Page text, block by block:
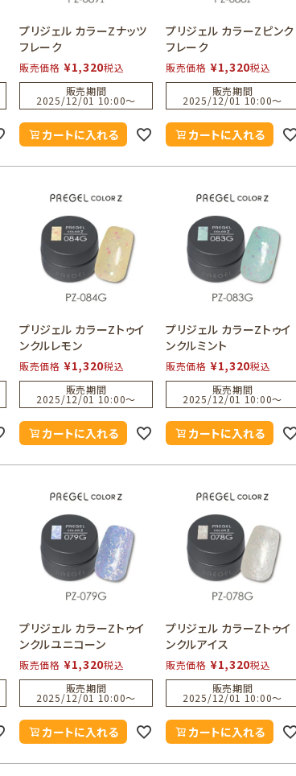
プリジェル カラーZナッツ
フレーク
販売価格 ¥1,320税込
販売期間
2025/12/01 10:00〜
カートに入れる
プリジェル カラーZピンク
フレーク
販売価格 ¥1,320税込
販売期間
2025/12/01 10:00〜
カートに入れる
プリジェル カラーZトゥイ
ンクルレモン
販売価格 ¥1,320税込
販売期間
2025/12/01 10:00〜
カートに入れる
プリジェル カラーZトゥイ
ンクルミント
販売価格 ¥1,320税込
販売期間
2025/12/01 10:00〜
カートに入れる
プリジェル カラーZトゥイ
ンクルユニコーン
販売価格 ¥1,320税込
販売期間
2025/12/01 10:00〜
カートに入れる
プリジェル カラーZトゥイ
ンクルアイス
販売価格 ¥1,320税込
販売期間
2025/12/01 10:00〜
カートに入れる